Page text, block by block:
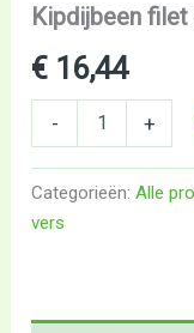
Kipdijbeen
€ 16,44
- +
Categorieën:Alle
vers